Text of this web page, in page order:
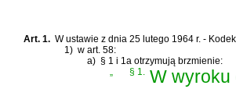
Art. 1. Wustawie z dnia 25 lutego 1964 r. -
1) w art. 58:
a) § 1 i 1a otrzymują brzmienie:
„
§ 1. W wyroku